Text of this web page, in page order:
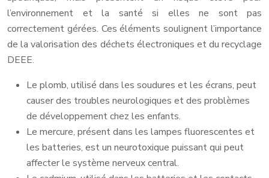
l’environnement et la santé si elles ne sont pas
correctement gérées. Ces éléments soulignent l’importance
de la valorisation des déchets électroniques et du recyclage
DEEE.
Le plomb, utilisé dans les soudures et les écrans, peut
causer des troubles neurologiques et des problèmes
de développement chez les enfants.
Le mercure, présent dans les lampes fluorescentes et
les batteries, est un neurotoxique puissant qui peut
affecter le système nerveux central.